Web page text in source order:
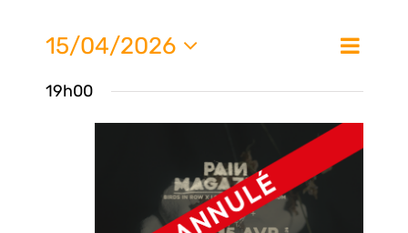
Jour
15/04/2026
une
date.
19h00